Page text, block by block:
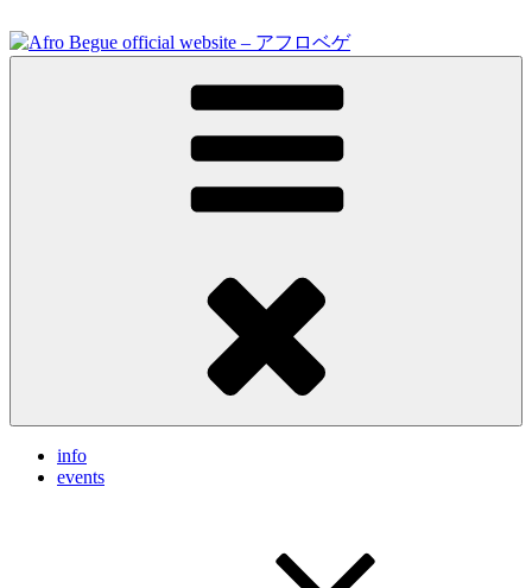
to
content
Afro Begue official website – ア
info
events